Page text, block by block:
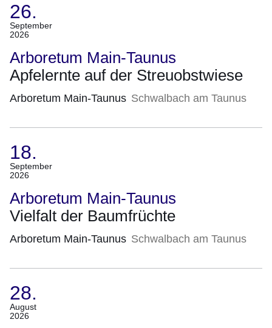
26.
September
2026
(Termin:
26.
September
2026)
Arboretum Main-Taunus
Apfelernte auf der Streuobstwiese
Arboretum Main-Taunus Schwalbach am Taunus
18.
September
2026
(Termin:
18.
September
2026)
Arboretum Main-Taunus
Vielfalt der Baumfrüchte
Arboretum Main-Taunus Schwalbach am Taunus
28.
August
2026
(Termin:
28.